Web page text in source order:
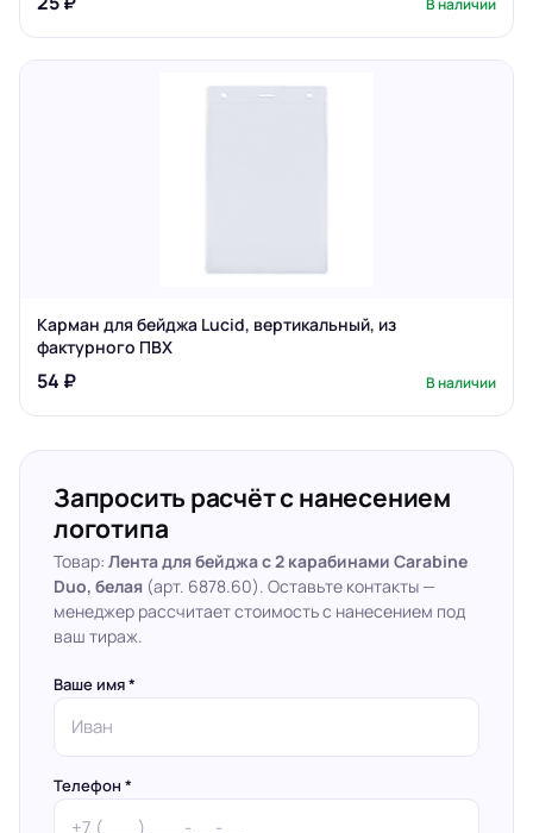
В наличии
Карман для бейджа Lucid, вертикальный, из
фактурного ПВХ
54 ₽ В наличии
Запросить расчёт с нанесением
логотипа
Товар: Лента для бейджа с 2 карабинами Carabine
Duo, белая (арт. 6878.60). Оставьте контакты —
менеджер рассчитает стоимость с нанесением под
ваш тираж.
Ваше имя *
Телефон *